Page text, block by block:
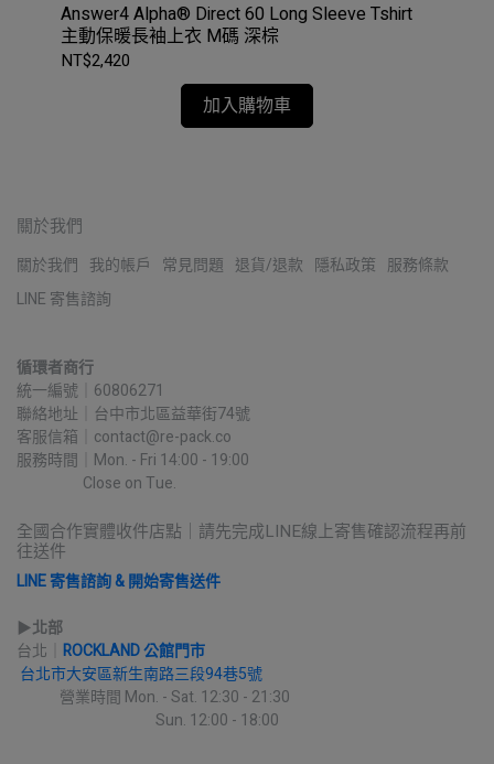
Answer4 Alpha® Direct 60 Long Sleeve Tshirt
主動保暖長袖上衣 M碼 深棕
NT$2,420
加入購物車
關於我們
關於我們 我的帳戶 常見問題 退貨/退款 隱私政策 服務條款
LINE 寄售諮詢
循環者商行
統一編號｜60806271
聯絡地址｜台中市北區益華街74號
客服信箱｜contact@re-pack.co
服務時間｜Mon. - Fri 14:00 - 19:00
Close on Tue.
全國合作實體收件店點｜請先完成LINE線上寄售確認流程再前
往送件
LINE 寄售諮詢 & 開始寄售送件
▶︎北部
台北｜ ROCKLAND 公館門市
台北市大安區新生南路三段94巷5號
營業時間 Mon. - Sat. 12:30 - 21:30
Sun. 12:00 - 18:00